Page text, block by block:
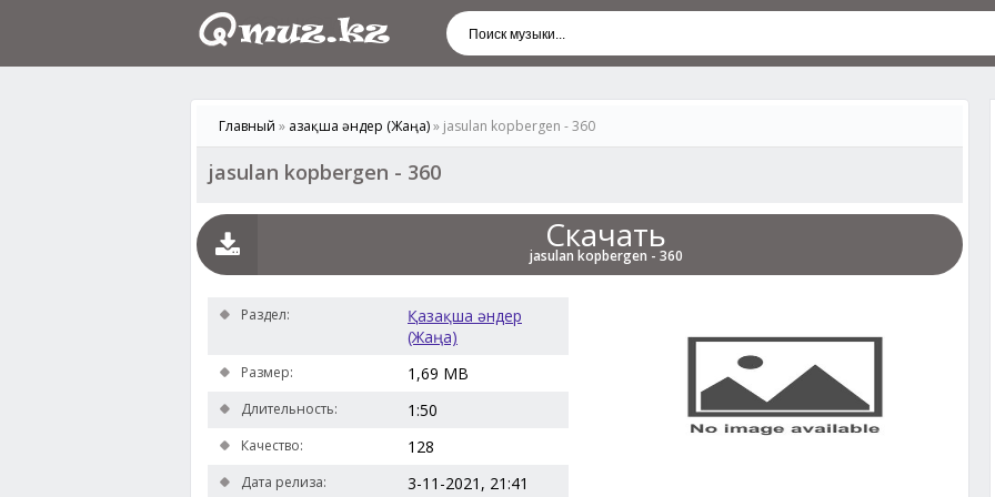
Главный » Қазақша әндер (Жаңа)» jasulan kopbergen - 360
jasulan kopbergen - 360
Скачать
jasulan kopbergen - 360
Раздел:
Қазақша әндер
(Жаңа)
Размер: 1,69 MB
Длительность: 1:50
Качество: 128
Дата релиза: 3-11-2021, 21:41